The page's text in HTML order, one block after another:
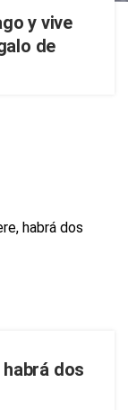
y vive
de
dos